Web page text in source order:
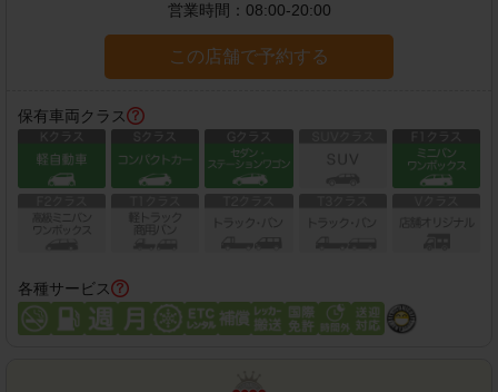
営業時間： 08:00-20:00
この店舗で予約する
保有車両クラス
各種サービス